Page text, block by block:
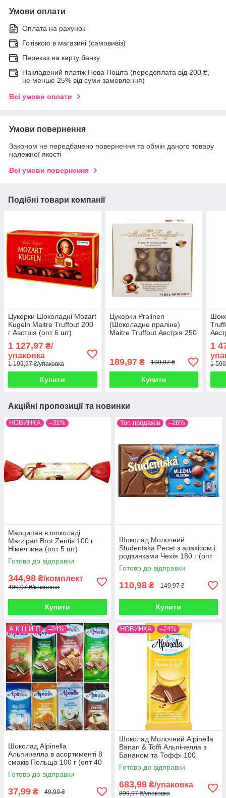
Умови оплати
Оплата на рахунок
Готівкою в магазині (самовивіз)
Переказ на карту банку
Накладений платіж Нова Пошта (передоплата від 200 ₴,
не менше 25% від суми замовлення)
Всі умови оплати
Умови повернення
Законом не передбачено повернення та обмін даного товару
належної якості
Всі умови повернення
Подібні товари компанії
Цукерки Шоколадні Mozart
Kugeln Maitre Truffout 200
г Австрія (опт 6 шт)
1 127,97 ₴/
упаковка
1 199,97 ₴/упаковка
Купити
Цукерки Pralinen
(Шоколадне праліне)
Maitre Truffout Австрія 250
189,97₴ 199,97 ₴
Купити
1
1
Акційні пропозиції та новинки
НОВИНКА –31%
Марципан в шоколаді
Marzipan Brot Zentis 100 г
Німеччина (опт 5 шт)
Готово до відправки
344,98 ₴/комплект
499,97 ₴/комплект
Купити
Топ продажів –26%
Шоколад Молочний
Studentska Pecet з арахісом і
родзинками Чехія 180 г (опт
5 шт)
Готово до відправки
110,98 ₴ 149,97 ₴
Купити
А К Ц И Я –24%
Шоколад Alpinella
Альпинелла в асортименті 8
смаків Польща 100 г (опт 40
шт)
Готово до відправки
37,99 ₴ 49,99 ₴
НОВИНКА –24%
Шоколад Молочний Alpinella
Banan & Toffi Альпінелла з
Бананом та Тоффі 100
г Польща (19 шт/1 уп)
Готово до відправки
683,98 ₴/упаковка
899,97 ₴/упаковка